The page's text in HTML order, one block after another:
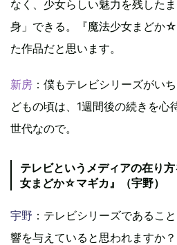
なく、少女らしい魅力を残した
身」できる。『魔法少女まどか
た作品だと思います。
新房 ：僕もテレビシリーズがい
どもの頃は、1週間後の続きを心
世代なので。
テレビというメディアの在り
女まどか☆マギカ』（宇野）
宇野 ：テレビシリーズであるこ
響を与えていると思われますか？